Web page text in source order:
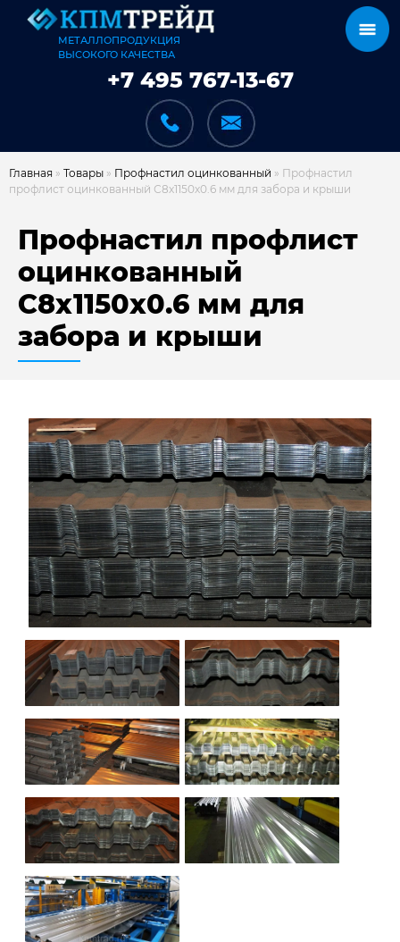
МЕТАЛЛОПРОДУКЦИЯ
ВЫСОКОГО КАЧЕСТВА
+7 495 767-13-67
КАРКАСЫ
КАК МЫ РАБОТАЕМ
НАШИ ОБЪЕКТЫ
ОТЗЫВЫ
О НАС
БЛОГ
КОНТАКТЫ
Главная » Товары » Профнастил оцинкованный » Профнастил
профлист оцинкованный С8х1150х0.6 мм для забора и крыши
Профнастил профлист
оцинкованный
С8х1150х0.6 мм для
забора и крыши